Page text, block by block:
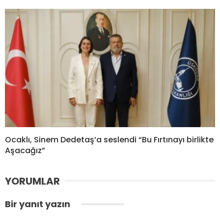
Ocaklı, Sinem Dedetaş’a seslendi “Bu Fırtınayı birlikte
Aşacağız”
YORUMLAR
Bir yanıt yazın